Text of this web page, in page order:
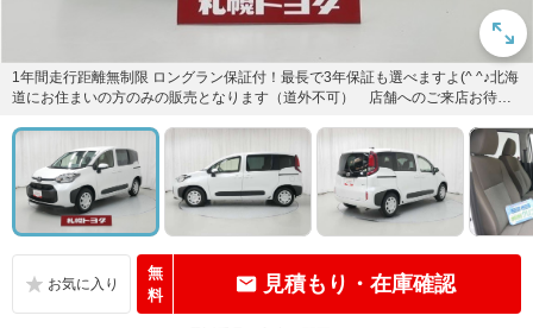
1年間走行距離無制限 ロングラン保証付！最長で3年保証も選べますよ(^ ^♪北海
道にお住まいの方のみの販売となります（道外不可） 店舗へのご来店お待ち
無
料
見積もり・在庫確認